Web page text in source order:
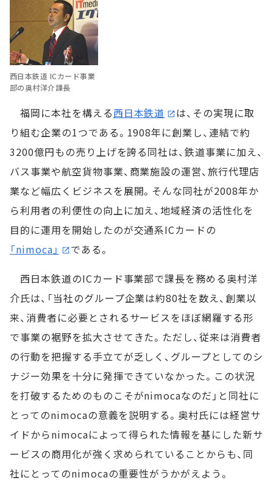
西日本鉄道 ICカード事業
部の奥村洋介課長
福岡に本社を構える西日本鉄道
は、その実現に取
り組む企業の1つである。1908年に創業し、連結で約
3200億円もの売り上げを誇る同社は、鉄道事業に加え、
バス事業や航空貨物事業、商業施設の運営、旅行代理店
業など幅広くビジネスを展開。そんな同社が2008年か
ら利用者の利便性の向上に加え、地域経済の活性化を
目的に運用を開始したのが交通系ICカードの
「nimoca」
である。
西日本鉄道のICカード事業部で課長を務める奥村洋
介氏は、「当社のグループ企業は約80社を数え、創業以
来、消費者に必要とされるサービスをほぼ網羅する形
で事業の裾野を拡大させてきた。ただし、従来は消費者
の行動を把握する手立てが乏しく、グループとしてのシ
ナジー効果を十分に発揮できていなかった。この状況
を打破するためのものこそがnimocaなのだ」と同社に
とってのnimocaの意義を説明する。奥村氏には経営サ
イドからnimocaによって得られた情報を基にした新サ
ービスの商用化が強く求められていることからも、同
社にとってのnimocaの重要性がうかがえよう。